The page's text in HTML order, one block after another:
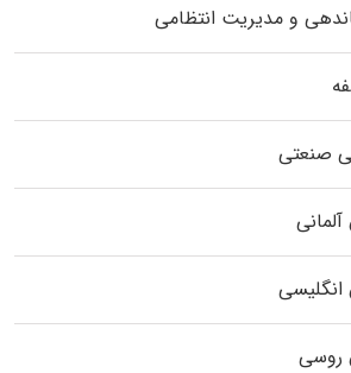
و مدیریت انتظامی
صنعتی
انگلیسی
روسی